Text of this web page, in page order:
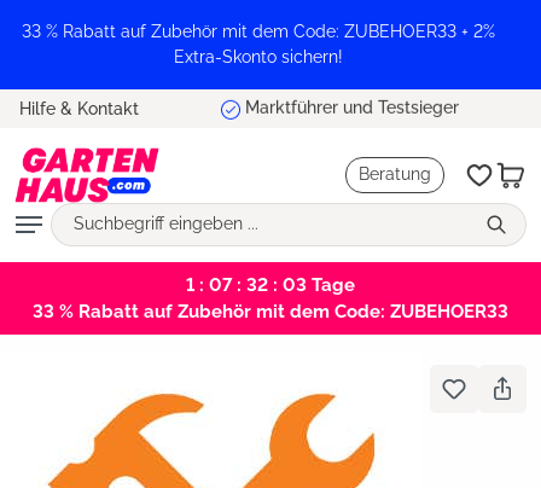
springen
33 % Rabatt auf Zubehör mit dem Code: ZUBEHOER33 + 2%
Extra-Skonto sichern!
Hilfe & Kontakt Marktführer und Testsieger
Beratung
1 : 07 : 32 : 02 Tage
33 % Rabatt auf Zubehör mit dem Code: ZUBEHOER33